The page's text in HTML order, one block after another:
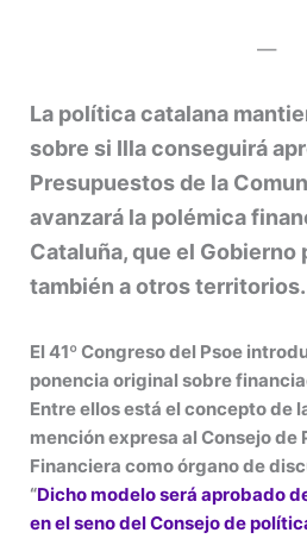
—
La política catalana
sobre si Illa conseguirá
Presupuestos de la
avanzará la polémica
Cataluña, que el
también a otros territorios.
El 41º Congreso del Psoe
ponencia original sobre
Entre ellos está el concepto de
mención expresa al Consejo de
Financiera como órgano de
“Dicho modelo será aprobado
en el seno del Consejo de